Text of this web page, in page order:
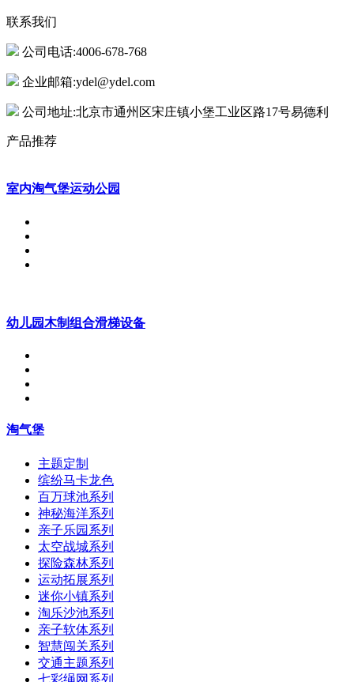
联系我们
公司电话:4006-678-768
企业邮箱:ydel@ydel.com
公司地址:北京市通州区宋庄镇小堡工业区路17号易德利
产品推荐
室内淘气堡运动公园
幼儿园木制组合滑梯设备
淘气堡
主题定制
缤纷马卡龙色
百万球池系列
神秘海洋系列
亲子乐园系列
太空战城系列
探险森林系列
运动拓展系列
迷你小镇系列
淘乐沙池系列
亲子软体系列
智慧闯关系列
交通主题系列
七彩绳网系列